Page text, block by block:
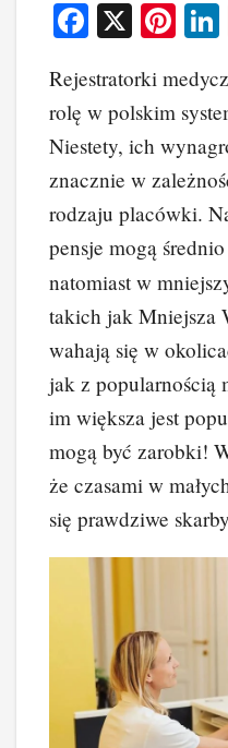
F
c
e
b
o
o
k
X
Pi
er
e
st
Rejestratorki
rolę w polskim
Niestety, ich
znacznie w
rodzaju placówki.
pensje mogą
natomiast w
takich jak Mniejsza
wahają się w
jak z popularnością
im większa jest
mogą być zarobki!
że czasami w
się prawdziwe